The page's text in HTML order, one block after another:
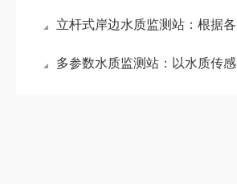
立杆式岸边水质监测站：根据各类参数及时发现潜在问题，保障岸边水生态平衡
多参数水质监测站：以水质传感器为核心，精准监测水温、电导率等关键指标